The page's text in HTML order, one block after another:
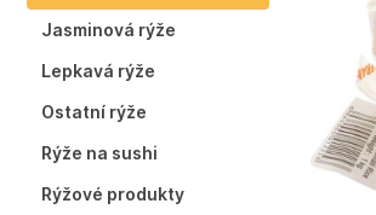
Jasminová rýže
Lepkavá rýže
Ostatní rýže
Rýže na sushi
Rýžové produkty